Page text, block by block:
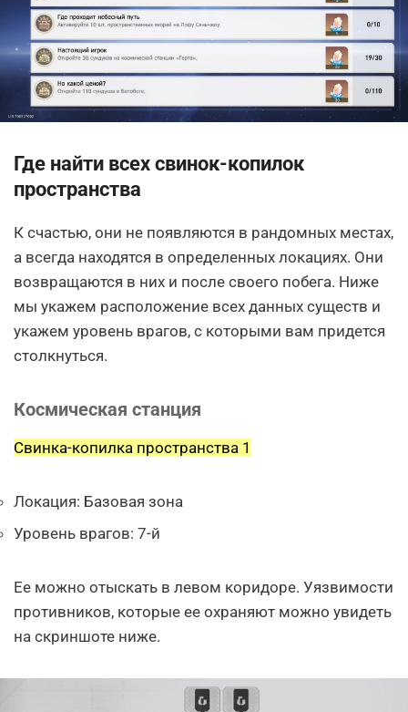
Где найти всех свинок-копилок
пространства
К счастью, они не появляются в рандомных местах,
а всегда находятся в определенных локациях. Они
возвращаются в них и после своего побега. Ниже
мы укажем расположение всех данных существ и
укажем уровень врагов, с которыми вам придется
столкнуться.
Космическая станция
Свинка-копилка пространства 1
Локация: Базовая зона
Уровень врагов: 7-й
Ее можно отыскать в левом коридоре. Уязвимости
противников, которые ее охраняют можно увидеть
на скриншоте ниже.